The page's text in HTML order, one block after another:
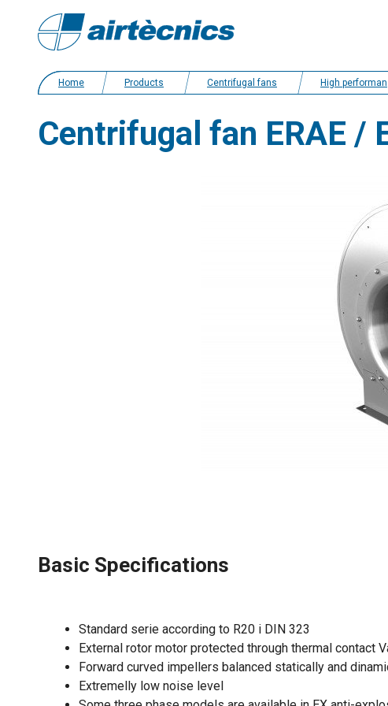
Home Products Centrifugal fans High performance centrifugal fans
Centrifugal fan ERAE /
Basic Specifications
Standard serie according to R20 i DIN 323
External rotor motor protected through thermal contact
Forward curved impellers balanced statically and
Extremelly low noise level